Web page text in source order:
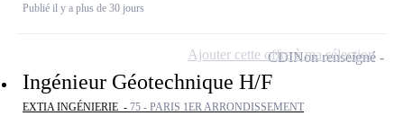
Publié il y a plus de 30 jours
Ingénieur Géotechnique H/F
EXTIA INGÉNIERIE - 75 - PARIS 1ER ARRONDISSEMENT
CDINon renseigné
Ajouter cette offre à ma sélection